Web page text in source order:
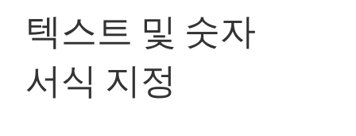
텍스트 및 숫자
서식 지정